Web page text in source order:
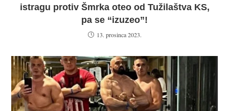
istragu protiv Šmrka oteo od Tužilaštva KS,
pa se “izuzeo”!
13. prosinca 2023.